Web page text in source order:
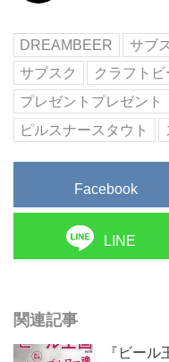
DREAMBEER
サブ
サブスク
クラフトビ
プレゼントプレゼント
ピルスナースタウト
Facebook
LINE
関連記事
『ビー